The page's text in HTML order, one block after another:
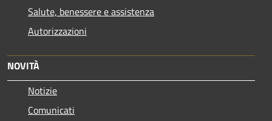
Salute, benessere e assistenza
Autorizzazioni
NOVITÀ
Notizie
Comunicati